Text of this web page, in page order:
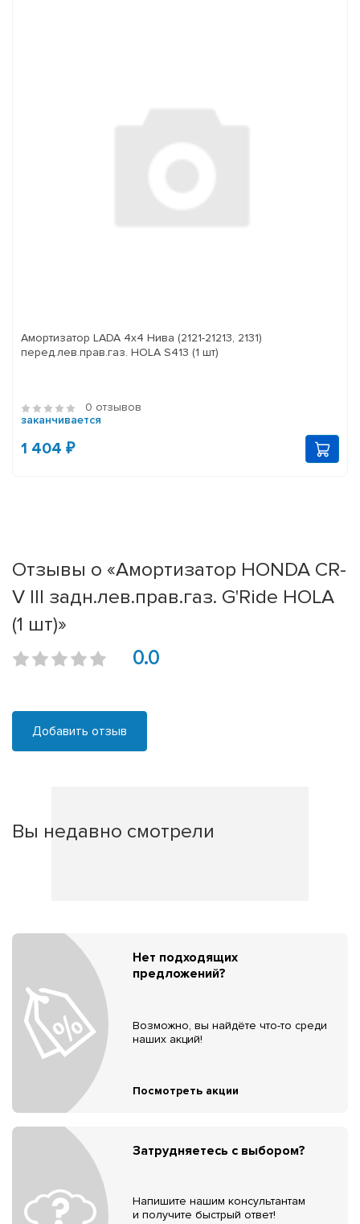
Амортизатор LADA 4x4 Нива (2121-21213, 2131)
перед.лев.прав.газ. HOLA S413 (1 шт)
0 отзывов
заканчивается
1 404 ₽
Отзывы о «Амортизатор HONDA CR-
V III задн.лев.прав.газ. G'Ride HOLA
(1 шт)»
0.0
Добавить отзыв
Вы недавно смотрели
Нет подходящих
предложений?
Возможно, вы найдёте что-то среди
наших акций!
Посмотреть акции
Затрудняетесь с выбором?
Напишите нашим консультантам
и получите быстрый ответ!